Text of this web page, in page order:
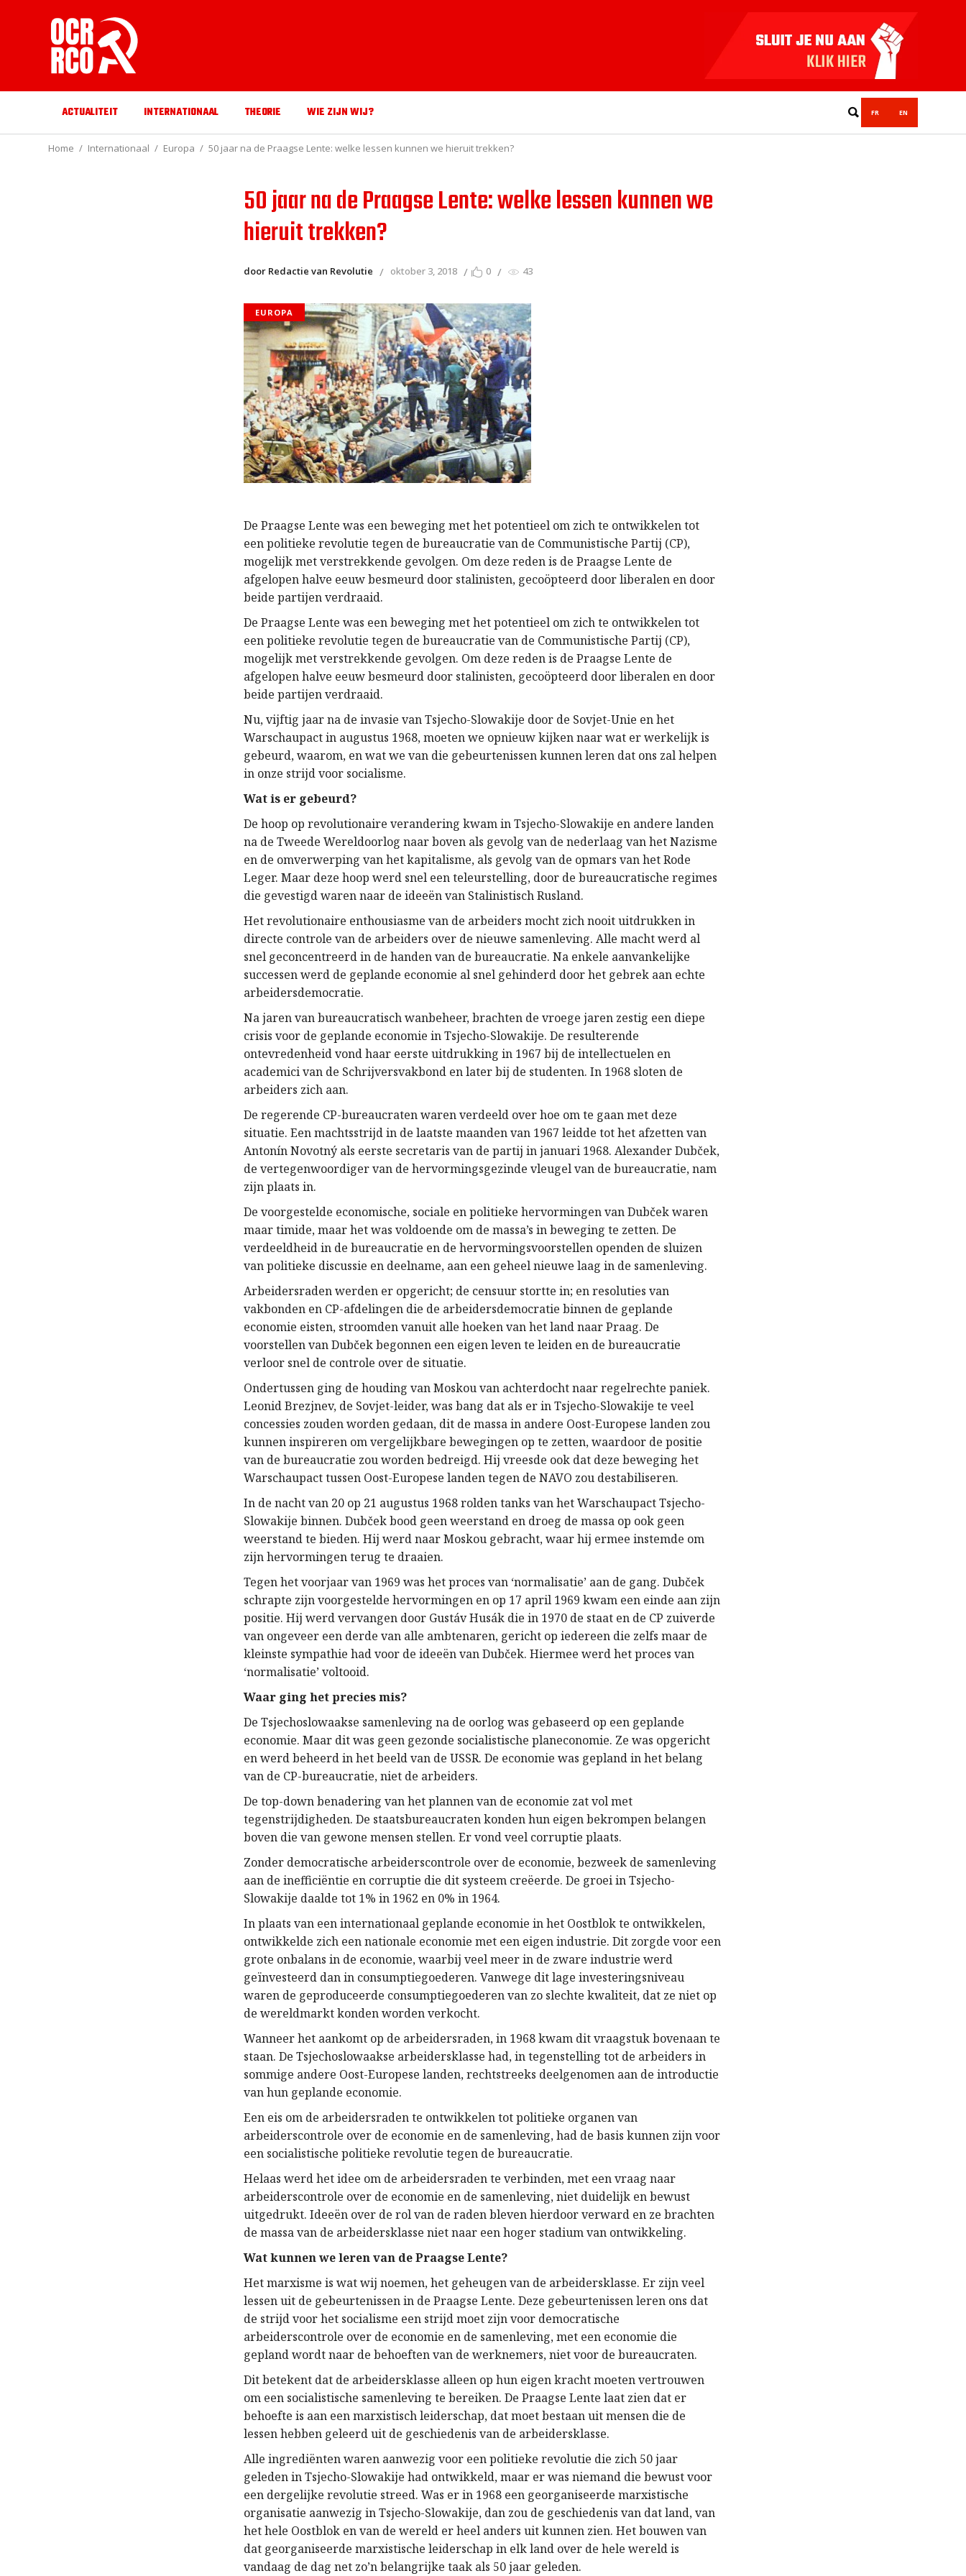
ACTUALITEIT INTERNATIONAAL THEORIE WIE ZIJN WIJ? FR EN
Home Internationaal Europa 50 jaar na de Praagse Lente: welke lessen kunnen we hieruit trekken?
50 jaar na de Praagse Lente: welke lessen kunnen we
hieruit trekken?
door Redactie van Revolutie oktober 3, 2018 0 43
EUROPA
De Praagse Lente was een beweging met het potentieel om zich te ontwikkelen tot
een politieke revolutie tegen de bureaucratie van de Communistische Partij (CP),
mogelijk met verstrekkende gevolgen. Om deze reden is de Praagse Lente de
afgelopen halve eeuw besmeurd door stalinisten, gecoöpteerd door liberalen en door
beide partijen verdraaid.
De Praagse Lente was een beweging met het potentieel om zich te ontwikkelen tot
een politieke revolutie tegen de bureaucratie van de Communistische Partij (CP),
mogelijk met verstrekkende gevolgen. Om deze reden is de Praagse Lente de
afgelopen halve eeuw besmeurd door stalinisten, gecoöpteerd door liberalen en door
beide partijen verdraaid.
Nu, vijftig jaar na de invasie van Tsjecho-Slowakije door de Sovjet-Unie en het
Warschaupact in augustus 1968, moeten we opnieuw kijken naar wat er werkelijk is
gebeurd, waarom, en wat we van die gebeurtenissen kunnen leren dat ons zal helpen
in onze strijd voor socialisme.
Wat is er gebeurd?
De hoop op revolutionaire verandering kwam in Tsjecho-Slowakije en andere landen
na de Tweede Wereldoorlog naar boven als gevolg van de nederlaag van het Nazisme
en de omverwerping van het kapitalisme, als gevolg van de opmars van het Rode
Leger. Maar deze hoop werd snel een teleurstelling, door de bureaucratische regimes
die gevestigd waren naar de ideeën van Stalinistisch Rusland.
Het revolutionaire enthousiasme van de arbeiders mocht zich nooit uitdrukken in
directe controle van de arbeiders over de nieuwe samenleving. Alle macht werd al
snel geconcentreerd in de handen van de bureaucratie. Na enkele aanvankelijke
successen werd de geplande economie al snel gehinderd door het gebrek aan echte
arbeidersdemocratie.
Na jaren van bureaucratisch wanbeheer, brachten de vroege jaren zestig een diepe
crisis voor de geplande economie in Tsjecho-Slowakije. De resulterende
ontevredenheid vond haar eerste uitdrukking in 1967 bij de intellectuelen en
academici van de Schrijversvakbond en later bij de studenten. In 1968 sloten de
arbeiders zich aan.
De regerende CP-bureaucraten waren verdeeld over hoe om te gaan met deze
situatie. Een machtsstrijd in de laatste maanden van 1967 leidde tot het afzetten van
Antonín Novotný als eerste secretaris van de partij in januari 1968. Alexander Dubček,
de vertegenwoordiger van de hervormingsgezinde vleugel van de bureaucratie, nam
zijn plaats in.
De voorgestelde economische, sociale en politieke hervormingen van Dubček waren
maar timide, maar het was voldoende om de massa’s in beweging te zetten. De
verdeeldheid in de bureaucratie en de hervormingsvoorstellen openden de sluizen
van politieke discussie en deelname, aan een geheel nieuwe laag in de samenleving.
Arbeidersraden werden er opgericht; de censuur stortte in; en resoluties van
vakbonden en CP-afdelingen die de arbeidersdemocratie binnen de geplande
economie eisten, stroomden vanuit alle hoeken van het land naar Praag. De
voorstellen van Dubček begonnen een eigen leven te leiden en de bureaucratie
verloor snel de controle over de situatie.
Ondertussen ging de houding van Moskou van achterdocht naar regelrechte paniek.
Leonid Brezjnev, de Sovjet-leider, was bang dat als er in Tsjecho-Slowakije te veel
concessies zouden worden gedaan, dit de massa in andere Oost-Europese landen zou
kunnen inspireren om vergelijkbare bewegingen op te zetten, waardoor de positie
van de bureaucratie zou worden bedreigd. Hij vreesde ook dat deze beweging het
Warschaupact tussen Oost-Europese landen tegen de NAVO zou destabiliseren.
In de nacht van 20 op 21 augustus 1968 rolden tanks van het Warschaupact Tsjecho-
Slowakije binnen. Dubček bood geen weerstand en droeg de massa op ook geen
weerstand te bieden. Hij werd naar Moskou gebracht, waar hij ermee instemde om
zijn hervormingen terug te draaien.
Tegen het voorjaar van 1969 was het proces van ‘normalisatie’ aan de gang. Dubček
schrapte zijn voorgestelde hervormingen en op 17 april 1969 kwam een einde aan zijn
positie. Hij werd vervangen door Gustáv Husák die in 1970 de staat en de CP zuiverde
van ongeveer een derde van alle ambtenaren, gericht op iedereen die zelfs maar de
kleinste sympathie had voor de ideeën van Dubček. Hiermee werd het proces van
‘normalisatie’ voltooid.
Waar ging het precies mis?
De Tsjechoslowaakse samenleving na de oorlog was gebaseerd op een geplande
economie. Maar dit was geen gezonde socialistische planeconomie. Ze was opgericht
en werd beheerd in het beeld van de USSR. De economie was gepland in het belang
van de CP-bureaucratie, niet de arbeiders.
De top-down benadering van het plannen van de economie zat vol met
tegenstrijdigheden. De staatsbureaucraten konden hun eigen bekrompen belangen
boven die van gewone mensen stellen. Er vond veel corruptie plaats.
Zonder democratische arbeiderscontrole over de economie, bezweek de samenleving
aan de inefficiëntie en corruptie die dit systeem creëerde. De groei in Tsjecho-
Slowakije daalde tot 1% in 1962 en 0% in 1964.
In plaats van een internationaal geplande economie in het Oostblok te ontwikkelen,
ontwikkelde zich een nationale economie met een eigen industrie. Dit zorgde voor een
grote onbalans in de economie, waarbij veel meer in de zware industrie werd
geïnvesteerd dan in consumptiegoederen. Vanwege dit lage investeringsniveau
waren de geproduceerde consumptiegoederen van zo slechte kwaliteit, dat ze niet op
de wereldmarkt konden worden verkocht.
Wanneer het aankomt op de arbeidersraden, in 1968 kwam dit vraagstuk bovenaan te
staan. De Tsjechoslowaakse arbeidersklasse had, in tegenstelling tot de arbeiders in
sommige andere Oost-Europese landen, rechtstreeks deelgenomen aan de introductie
van hun geplande economie.
Een eis om de arbeidersraden te ontwikkelen tot politieke organen van
arbeiderscontrole over de economie en de samenleving, had de basis kunnen zijn voor
een socialistische politieke revolutie tegen de bureaucratie.
Helaas werd het idee om de arbeidersraden te verbinden, met een vraag naar
arbeiderscontrole over de economie en de samenleving, niet duidelijk en bewust
uitgedrukt. Ideeën over de rol van de raden bleven hierdoor verward en ze brachten
de massa van de arbeidersklasse niet naar een hoger stadium van ontwikkeling.
Wat kunnen we leren van de Praagse Lente?
Het marxisme is wat wij noemen, het geheugen van de arbeidersklasse. Er zijn veel
lessen uit de gebeurtenissen in de Praagse Lente. Deze gebeurtenissen leren ons dat
de strijd voor het socialisme een strijd moet zijn voor democratische
arbeiderscontrole over de economie en de samenleving, met een economie die
gepland wordt naar de behoeften van de werknemers, niet voor de bureaucraten.
Dit betekent dat de arbeidersklasse alleen op hun eigen kracht moeten vertrouwen
om een ​​socialistische samenleving te bereiken. De Praagse Lente laat zien dat er
behoefte is aan een marxistisch leiderschap, dat moet bestaan uit mensen die de
lessen hebben geleerd uit de geschiedenis van de arbeidersklasse.
Alle ingrediënten waren aanwezig voor een politieke revolutie die zich 50 jaar
geleden in Tsjecho-Slowakije had ontwikkeld, maar er was niemand die bewust voor
een dergelijke revolutie streed. Was er in 1968 een georganiseerde marxistische
organisatie aanwezig in Tsjecho-Slowakije, dan zou de geschiedenis van dat land, van
het hele Oostblok en van de wereld er heel anders uit kunnen zien. Het bouwen van
dat georganiseerde marxistische leiderschap in elk land over de hele wereld is
vandaag de dag net zo’n belangrijke taak als 50 jaar geleden.